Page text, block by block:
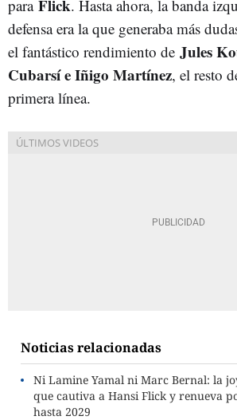
para Flick. Hasta ahora, la banda
defensa era la que generaba más
el fantástico rendimiento de Jules
Cubarsí e Iñigo Martínez, el resto
primera línea.
Noticias relacionadas
Ni Lamine Yamal ni Marc Bernal: la
que cautiva a Hansi Flick y renueva
hasta 2029